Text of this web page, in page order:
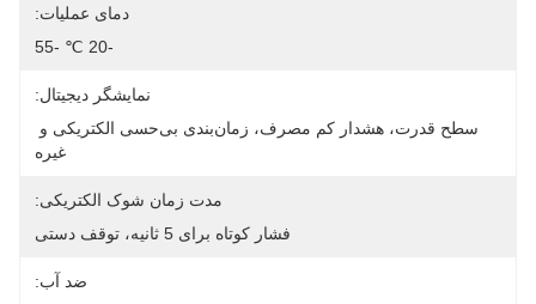
دمای عملیات:
-20 ℃ -55
نمایشگر دیجیتال:
غیره
مدت زمان شوک الکتریکی:
فشار کوتاه برای 5 ثانیه، توقف دستی
ضد آب: